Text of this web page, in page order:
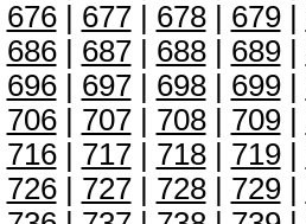
676| 677| 678| 679|
686| 687| 688| 689|
696| 697| 698| 699|
706| 707| 708| 709|
716| 717| 718| 719|
726| 727| 728| 729|